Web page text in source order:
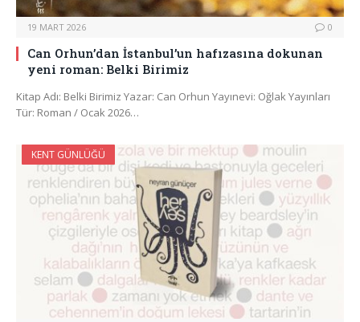
19 MART 2026 0
Can Orhun’dan İstanbul’un hafızasına dokunan
yeni roman: Belki Birimiz
Kitap Adı: Belki Birimiz Yazar: Can Orhun Yayınevi: Oğlak Yayınları
Tür: Roman / Ocak 2026…
KENT GÜNLÜĞÜ